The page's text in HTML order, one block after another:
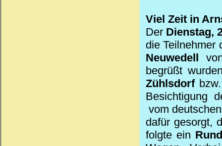
Viel Zeit in
Der Dienstag,
die
Neuwedell
begrüßt
Zühlsdorf bzw.
Besichtigung
vom
dafür gesorgt,
folgte ein